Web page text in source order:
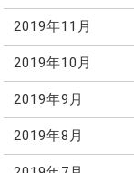
2019年11月
2019年10月
2019年9月
2019年8月